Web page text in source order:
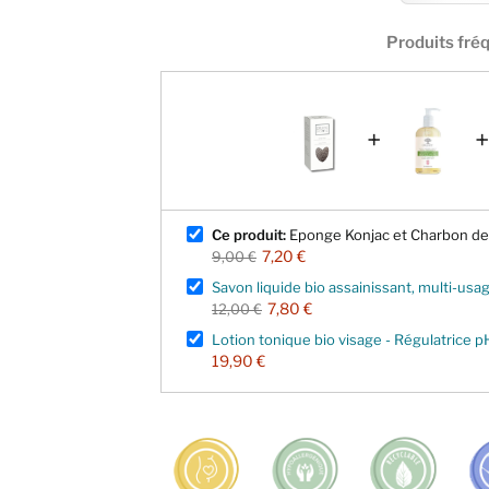
Produits
+ +
Ce produit: Eponge Konjac et Charbon
9,00 € 7,20 €
Savon liquide bio assainissant, multi-
12,00 € 7,80 €
Lotion tonique bio visage - Régulatrice
19,90 €